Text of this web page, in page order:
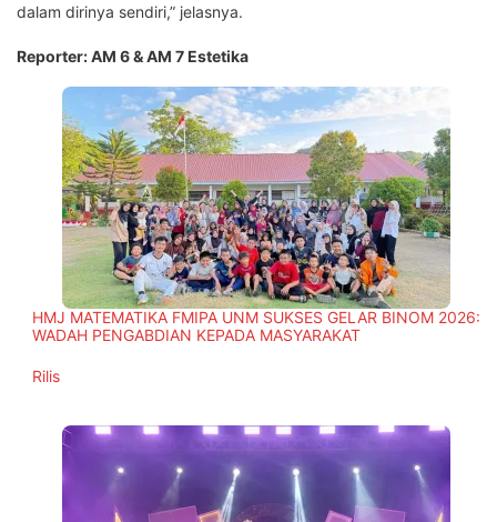
dalam dirinya sendiri,” jelasnya.
Reporter: AM 6 & AM 7 Estetika
HMJ MATEMATIKA FMIPA UNM SUKSES GELAR BINOM 2026:
WADAH PENGABDIAN KEPADA MASYARAKAT
In relation to
Rilis